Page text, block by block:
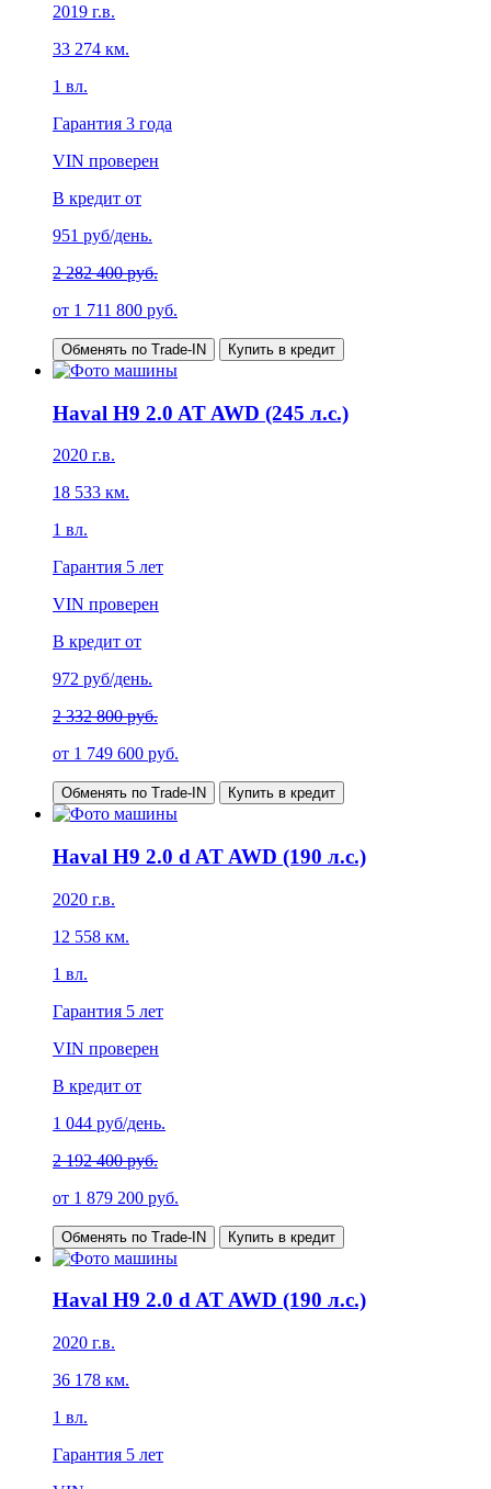
2019 г.в.
33 274 км.
1 вл.
Гарантия 3 года
VIN проверен
В кредит от
951 руб/день.
2 282 400 руб.
от 1 711 800 руб.
Обменять по Trade-IN Купить в кредит
Haval H9 2.0 AT AWD (245 л.с.)
2020 г.в.
18 533 км.
1 вл.
Гарантия 5 лет
VIN проверен
В кредит от
972 руб/день.
2 332 800 руб.
от 1 749 600 руб.
Обменять по Trade-IN Купить в кредит
Haval H9 2.0 d AT AWD (190 л.с.)
2020 г.в.
12 558 км.
1 вл.
Гарантия 5 лет
VIN проверен
В кредит от
1 044 руб/день.
2 192 400 руб.
от 1 879 200 руб.
Обменять по Trade-IN Купить в кредит
Haval H9 2.0 d AT AWD (190 л.с.)
2020 г.в.
36 178 км.
1 вл.
Гарантия 5 лет